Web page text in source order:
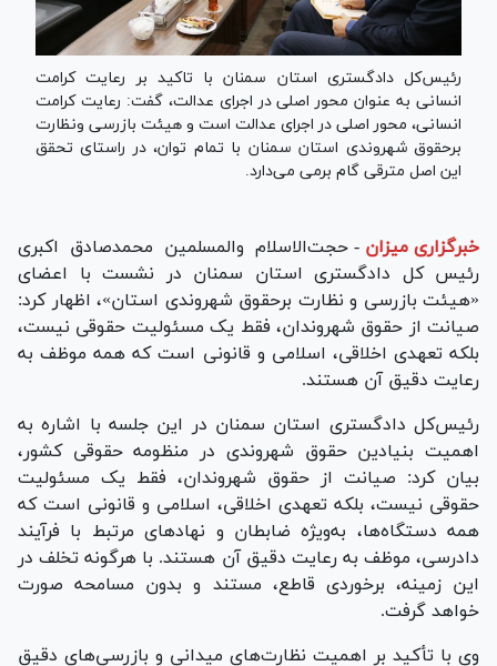
رئیس‌کل دادگستری استان سمنان با تاکید بر رعایت کرامت
انسانی به عنوان محور اصلی در اجرای عدالت، گفت: رعایت کرامت
انسانی، محور اصلی در اجرای عدالت است و هیئت بازرسی ونظارت
برحقوق شهروندی استان سمنان با تمام توان، در راستای تحقق
این اصل مترقی گام برمی می‌دارد.
خبرگزاری میزان - حجت‌الاسلام‌ والمسلمین محمدصادق اکبری
رئیس کل دادگستری استان سمنان در نشست با اعضای
«هیئت بازرسی و نظارت برحقوق شهروندی استان»، اظهار کرد:
صیانت از حقوق شهروندان، فقط یک مسئولیت حقوقی نیست،
بلکه تعهدی اخلاقی، اسلامی و قانونی است که همه موظف به
رعایت دقیق آن هستند.
رئیس‌کل دادگستری استان سمنان در این جلسه با اشاره به
اهمیت بنیادین حقوق شهروندی در منظومه حقوقی کشور،
بیان کرد: صیانت از حقوق شهروندان، فقط یک مسئولیت
حقوقی نیست، بلکه تعهدی اخلاقی، اسلامی و قانونی است که
همه دستگاه‌ها، به‌ویژه ضابطان و نهاد‌های مرتبط با فرآیند
دادرسی، موظف به رعایت دقیق آن هستند. با هرگونه تخلف در
این زمینه، برخوردی قاطع، مستند و بدون مسامحه صورت
خواهد گرفت.
وی با تأکید بر اهمیت نظارت‌های میدانی و بازرسی‌های دقیق